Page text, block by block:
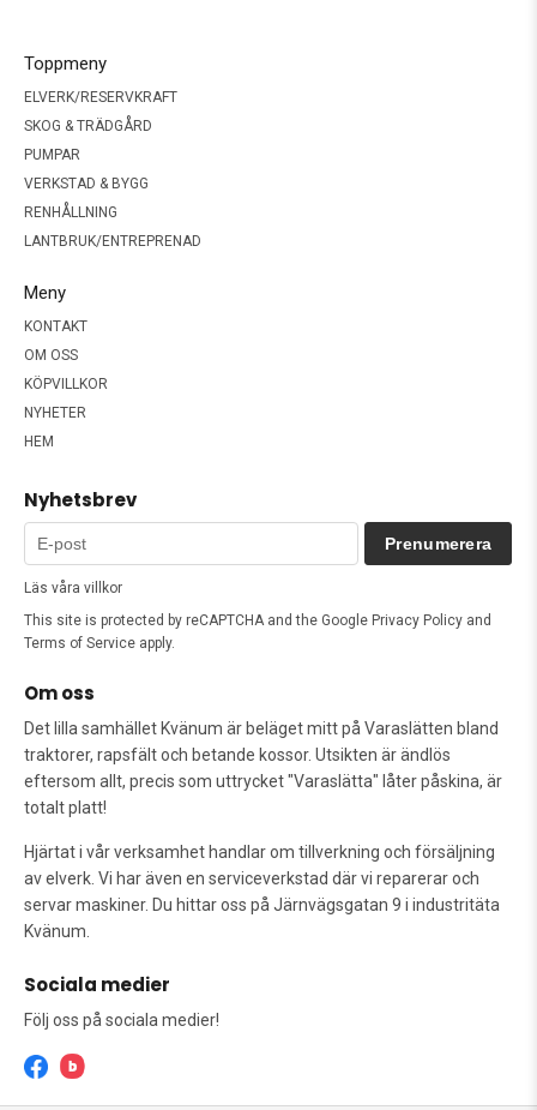
Toppmeny
ELVERK/RESERVKRAFT
SKOG & TRÄDGÅRD
PUMPAR
VERKSTAD & BYGG
RENHÅLLNING
LANTBRUK/ENTREPRENAD
Meny
KONTAKT
OM OSS
KÖPVILLKOR
NYHETER
HEM
Nyhetsbrev
Prenumerera
Läs våra villkor
This site is protected by reCAPTCHA and the Google Privacy Policy and
Terms of Service apply.
Om oss
Det lilla samhället Kvänum är beläget mitt på Varaslätten bland
traktorer, rapsfält och betande kossor. Utsikten är ändlös
eftersom allt, precis som uttrycket "Varaslätta" låter påskina, är
totalt platt!
Hjärtat i vår verksamhet handlar om tillverkning och försäljning
av elverk. Vi har även en serviceverkstad där vi reparerar och
servar maskiner. Du hittar oss på Järnvägsgatan 9 i industritäta
Kvänum.
Sociala medier
Följ oss på sociala medier!